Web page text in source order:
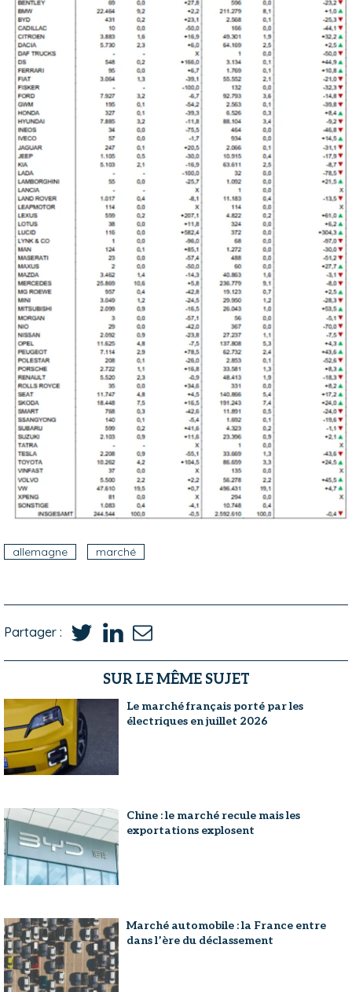
allemagne marché
Partager :
SUR LE MÊME SUJET
Le marché français porté par les
électriques en juillet 2026
Chine : le marché recule mais les
exportations explosent
Marché automobile : la France entre
dans l’ère du déclassement